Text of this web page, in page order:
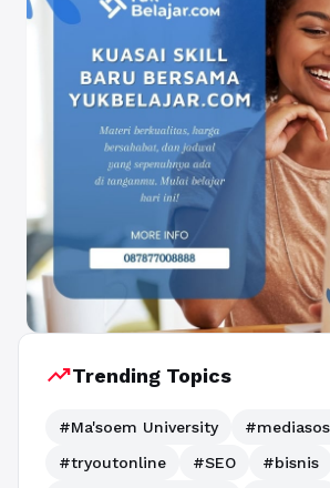
trending_upTrending Topics
#Ma'soem University
#tryoutonline
#SEO #bisnis